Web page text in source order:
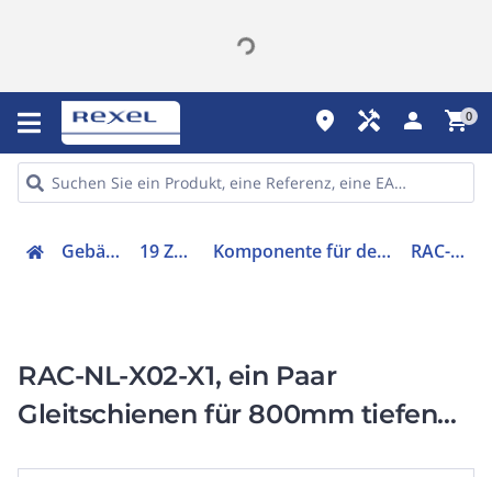
place handyman person shopping_cart0
Gebäudetechnik 19 Zoll Zubehör Komponente für den Ausbau (Schaltschrank) RAC-NL-X02-X1
RAC-NL-X02-X1, ein Paar
Gleitschienen für 800mm tiefen